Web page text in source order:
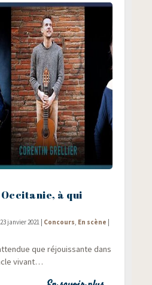
Occitanie, à qui
23 janvier 2021 | Concours En scène |
que réjouis­sante dans
vivant…